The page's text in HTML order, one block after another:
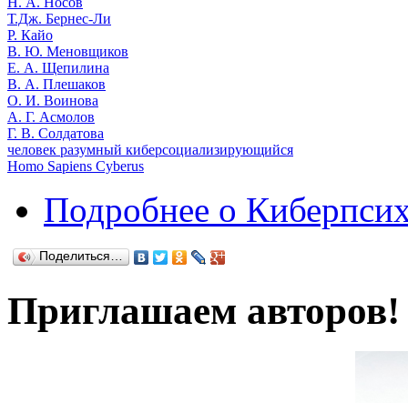
Т.Дж. Бернес-Ли
Р. Кайо
В. Ю. Меновщиков
Е. А. Щепилина
В. А. Плешаков
О. И. Воинова
А. Г. Асмолов
Г. В. Солдатова
человек разумный киберсоциализирующийся
Homo Sapiens Cyberus
Подробнее о
Поделиться…
Приглашаем авторов!